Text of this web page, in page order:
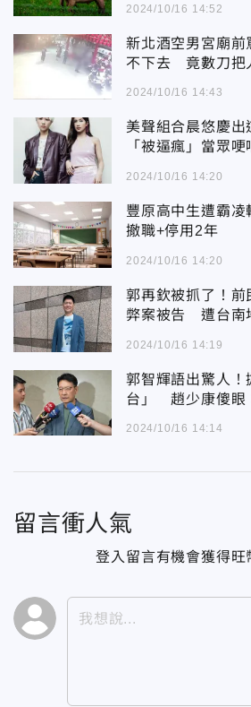
2024/10/16 14:52
新北酒空男宮廟
不下去 竟數刀把
2024/10/16 14:43
美聲組合晨悠慶
「被逼瘋」當眾哽
2024/10/16 14:20
豐原高中生遭霸
撤職+停用2年
2024/10/16 14:20
郭再欽被抓了！前
弊案被告 遭台南
2024/10/16 14:19
郭智輝語出驚人！
台」 趙少康傻眼
2024/10/16 14:14
留言衝人氣
登入留言有機會獲得旺